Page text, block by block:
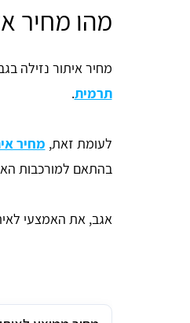
מהו מחיר
מחיר איתור נזילה בגבעת אבני נע בין
תרמית.
לעומת זאת, מחיר
בהתאם למורכבות
אגב, את האמצעי